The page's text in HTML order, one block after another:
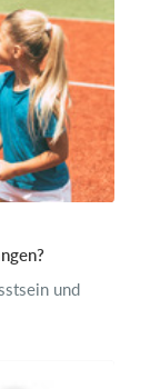
und